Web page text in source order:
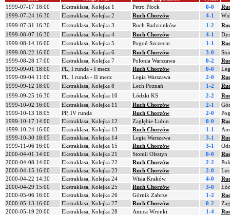
1999-07-17 18:00
Ekstraklasa, Kolejka 1 Petro Płock 0-0
1999-07-24 16:30
Ekstraklasa, Kolejka 2 Ruch Chorzów 4-1
1999-07-31 16:30
Ekstraklasa, Kolejka 3 Ruch Radzionków 1-2
1999-08-07 16:30
Ekstraklasa, Kolejka 4 Ruch Chorzów 4-1
1999-08-14 16:00
Ekstraklasa, Kolejka 5 Pogoń Szczecin 1-1
1999-08-22 16:00
Ekstraklasa, Kolejka 6 Ruch Chorzów 3-0
1999-08-28 17:00
Ekstraklasa, Kolejka 7 Polonia Warszawa 0-2
1999-09-01 18:00
PL, I runda - I mecz Ruch Chorzów 0-0
1999-09-04 11:00
PL, I runda - II mecz Legia Warszawa 2-0
1999-09-12 18:00
Ekstraklasa, Kolejka 8 Lech Poznań 1-2
1999-09-25 16:30
Ekstraklasa, Kolejka 10 Łódzki KS 2-2
1999-10-02 16:00
Ekstraklasa, Kolejka 11 Ruch Chorzów 2-1
1999-10-13 18:05
PP, IV runda Ruch Chorzów 2-0
1999-10-17 14:00
Ekstraklasa, Kolejka 12 Zagłębie Lubin 0-0
1999-10-24 16:00
Ekstraklasa, Kolejka 13 Ruch Chorzów 1-1
1999-10-30 18:05
Ekstraklasa, Kolejka 14 Legia Warszawa 3-1
1999-11-06 16:00
Ekstraklasa, Kolejka 15 Ruch Chorzów 3-1
2000-04-01 14:00
Ekstraklasa, Kolejka 21 Stomil Olsztyn 0-0
2000-04-08 14:00
Ekstraklasa, Kolejka 22 Ruch Chorzów 2-2
2000-04-15 16:00
Ekstraklasa, Kolejka 23 Ruch Chorzów 2-0
2000-04-22 14:30
Ekstraklasa, Kolejka 24 Wisła Kraków 4-0
2000-04-29 15:00
Ekstraklasa, Kolejka 25 Ruch Chorzów 3-0
2000-05-06 16:00
Ekstraklasa, Kolejka 26 Górnik Zabrze 1-2
2000-05-13 16:00
Ekstraklasa, Kolejka 27 Ruch Chorzów 0-2
2000-05-19 20:00
Ekstraklasa, Kolejka 28 Amica Wronki 1-4